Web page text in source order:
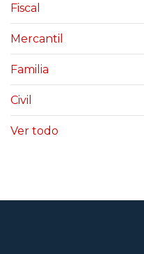
Fiscal
Mercantil
Familia
Civil
Ver todo